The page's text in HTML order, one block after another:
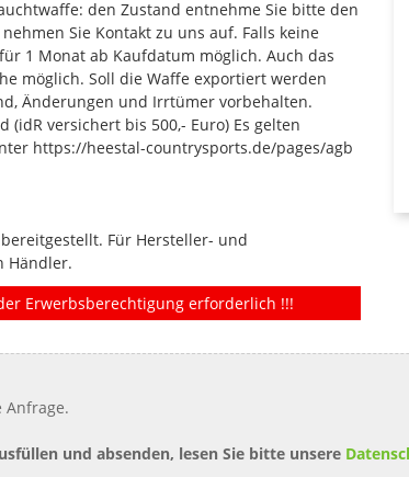
den Zustand entnehme Sie bitte den
Sie Kontakt zu uns auf. Falls keine
1 Monat ab Kaufdatum möglich. Auch das
möglich. Soll die Waffe exportiert werden
Änderungen und Irrtümer vorbehalten.
versichert bis 500,- Euro) Es gelten
https://heestal-countrysports.de/pages/agb
Für Hersteller- und
Händler.
Erwerbsberechtigung erforderlich !!!
Anfrage.
und absenden, lesen Sie bitte unsere